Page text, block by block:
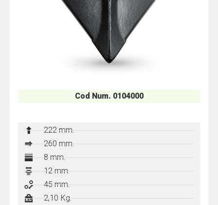
Cod Num. 0104000
222 mm.
260 mm.
8 mm.
12 mm.
45 mm.
2,10 Kg.